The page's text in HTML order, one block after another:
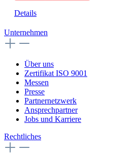
Details
Unternehmen
Über uns
Zertifikat ISO 9001
Messen
Presse
Partnernetzwerk
Ansprechpartner
Jobs und Karriere
Rechtliches